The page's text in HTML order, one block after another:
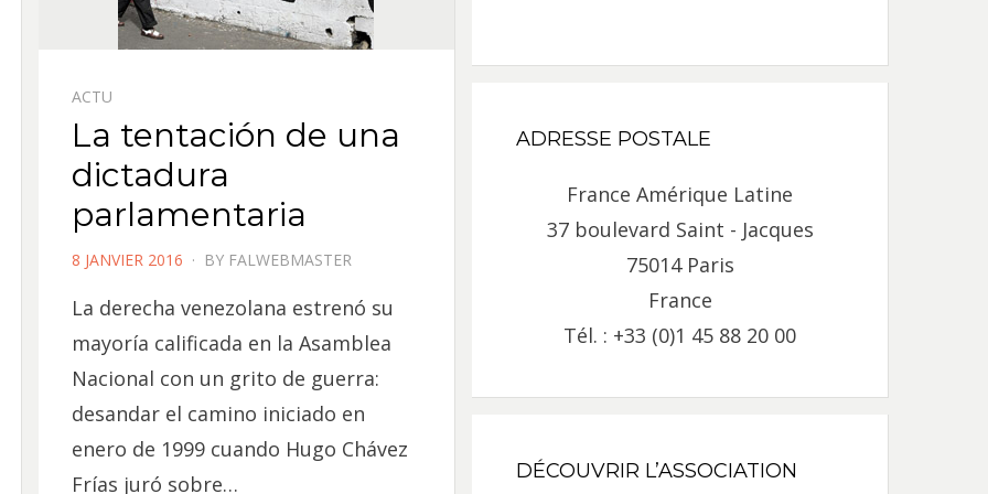
ACTU
La tentación de una
dictadura
parlamentaria
POSTED
8 JANVIER 2016 BY FALWEBMASTER
La derecha venezolana estrenó su
mayoría calificada en la Asamblea
Nacional con un grito de guerra:
desandar el camino iniciado en
enero de 1999 cuando Hugo Chávez
Frías juró sobre…
ADRESSE POSTALE
France Amérique Latine
37 boulevard Saint - Jacques
75014 Paris
France
Tél. : +33 (0)1 45 88 20 00
DÉCOUVRIR L’ASSOCIATION